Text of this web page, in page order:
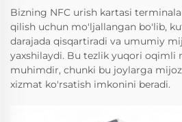
Bizning NFC urish kartasi
qilish uchun mo'ljallangan bo'lib,
darajada qisqartiradi va umumiy
yaxshilaydi. Bu tezlik yuqori oqimli
muhimdir, chunki bu joylarga
xizmat ko'rsatish imkonini beradi.